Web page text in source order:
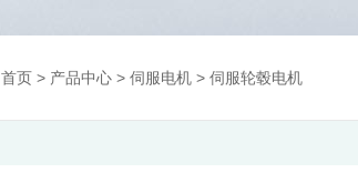
首页> 产品中心> 伺服电机> 伺服轮毂电机